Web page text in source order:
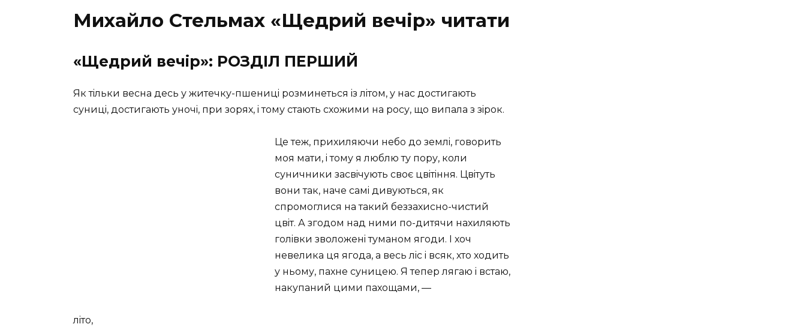
Михайло Стельмах «Щедрий вечір» читати
«Щедрий вечір»: РОЗДIЛ ПЕРШИЙ
Як тiльки весна десь у житечку-пшеницi розминеться iз лiтом, у нас достигають
суницi, достигають уночi, при зорях, i тому стають схожими на росу, що випала з зiрок.
Це теж, прихиляючи небо до землi, говорить
моя мати, i тому я люблю ту пору, коли
суничники засвiчують своє цвiтiння. Цвiтуть
вони так, наче самi дивуються, як
спромоглися на такий беззахисно-чистий
цвiт. А згодом над ними по-дитячи нахиляють
голiвки зволоженi туманом ягоди. I хоч
невелика ця ягода, а весь лiс i всяк, хто ходить
у ньому, пахне суницею. Я тепер лягаю i встаю,
накупаний цими пахощами, —
лiто,